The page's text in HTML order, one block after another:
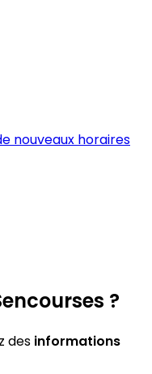
nouveaux horaires
?
des informations